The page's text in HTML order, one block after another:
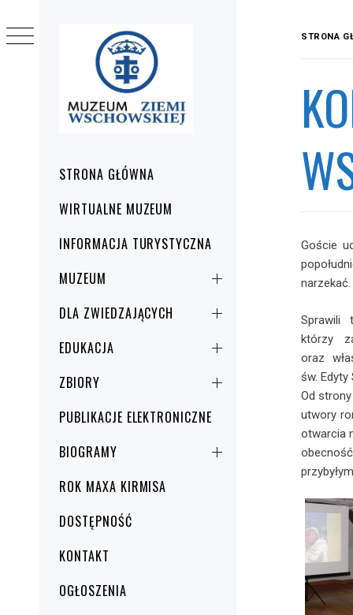
główneSTRONA GŁÓWNA
WIRTUALNE MUZEUM
INFORMACJA TURYSTYCZNA
MUZEUM
DLA ZWIEDZAJĄCYCH
EDUKACJA
ZBIORY
PUBLIKACJE ELEKTRONICZNE
BIOGRAMY
ROK MAXA KIRMISA
DOSTĘPNOŚĆ
KONTAKT
OGŁOSZENIA
STRONA
Goście
narzekać.
Sprawili
którzy
oraz
św. Edyty
Od
utwory
otwarcia